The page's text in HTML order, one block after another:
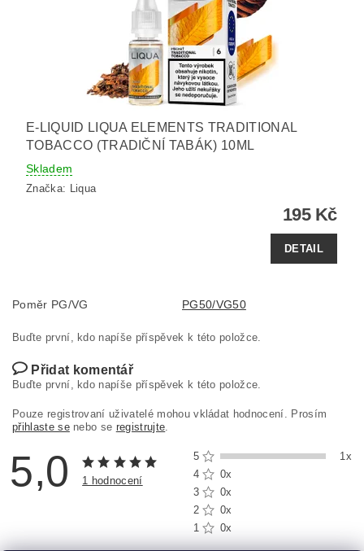
E-LIQUID LIQUA ELEMENTS TRADITIONAL
TOBACCO (TRADIČNÍ TABÁK) 10ML
Skladem
Značka: Liqua
195 Kč
DETAIL
Poměr PG/VG PG50/VG50
Buďte první, kdo napíše příspěvek k této položce.
Přidat komentář
Buďte první, kdo napíše příspěvek k této položce.
Pouze registrovaní uživatelé mohou vkládat hodnocení. Prosím
přihlaste senebo se registrujte
5,0 1 hodnocení
5
1x
4
0x
3
0x
2
0x
1
0x